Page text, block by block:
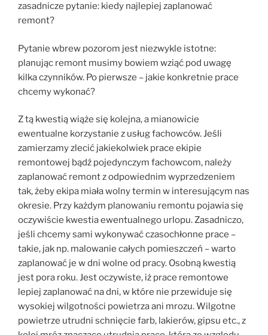
zasadnicze pytanie: kiedy najlepiej zaplanować
remont?
Pytanie wbrew pozorom jest niezwykle istotne:
planując remont musimy bowiem wziąć pod uwagę
kilka czynników. Po pierwsze – jakie konkretnie prace
chcemy wykonać?
Z tą kwestią wiąże się kolejna, a mianowicie
ewentualne korzystanie z usług fachowców. Jeśli
zamierzamy zlecić jakiekolwiek prace ekipie
remontowej bądź pojedynczym fachowcom, należy
zaplanować remont z odpowiednim wyprzedzeniem
tak, żeby ekipa miała wolny termin w interesującym nas
okresie. Przy każdym planowaniu remontu pojawia się
oczywiście kwestia ewentualnego urlopu. Zasadniczo,
jeśli chcemy sami wykonywać czasochłonne prace –
takie, jak np. malowanie całych pomieszczeń – warto
zaplanować je w dni wolne od pracy. Osobną kwestią
jest pora roku. Jest oczywiste, iż prace remontowe
lepiej zaplanować na dni, w które nie przewiduje się
wysokiej wilgotności powietrza ani mrozu. Wilgotne
powietrze utrudni schnięcie farb, lakierów, gipsu etc., z